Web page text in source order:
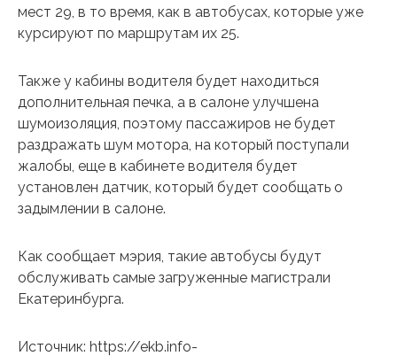
мест 29, в то время, как в автобусах, которые уже
курсируют по маршрутам их 25.
Также у кабины водителя будет находиться
дополнительная печка, а в салоне улучшена
шумоизоляция, поэтому пассажиров не будет
раздражать шум мотора, на который поступали
жалобы, еще в кабинете водителя будет
установлен датчик, который будет сообщать о
задымлении в салоне.
Как сообщает мэрия, такие автобусы будут
обслуживать самые загруженные магистрали
Екатеринбурга.
Источник: https://ekb.info-